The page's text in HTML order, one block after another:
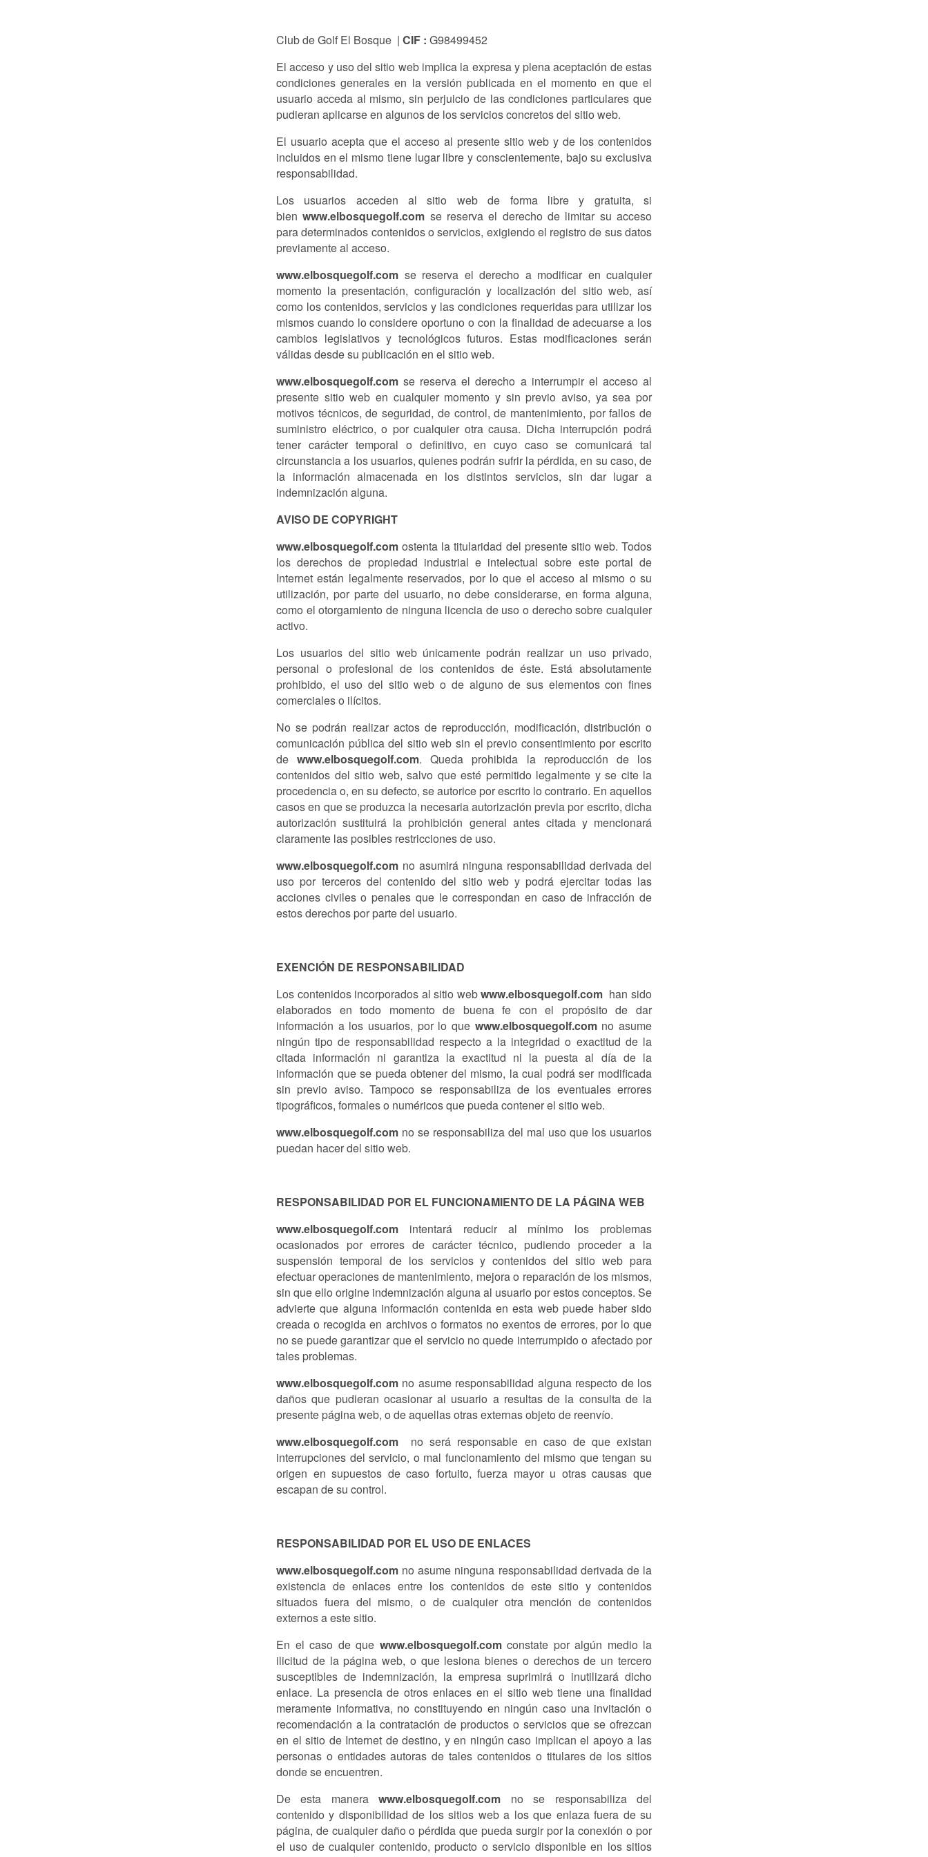
Club de Golf El Bosque | CIF : G98499452
El acceso y uso del sitio web implica la expresa y plena aceptación de estas
condiciones generales en la versión publicada en el momento en que el
usuario acceda al mismo, sin perjuicio de las condiciones particulares que
pudieran aplicarse en algunos de los servicios concretos del sitio web.
El usuario acepta que el acceso al presente sitio web y de los contenidos
incluidos en el mismo tiene lugar libre y conscientemente, bajo su exclusiva
responsabilidad.
Los usuarios acceden al sitio web de forma libre y gratuita, si
bien www.elbosquegolf.com se reserva el derecho de limitar su acceso
para determinados contenidos o servicios, exigiendo el registro de sus datos
previamente al acceso.
www.elbosquegolf.com se reserva el derecho a modificar en cualquier
momento la presentación, configuración y localización del sitio web, así
como los contenidos, servicios y las condiciones requeridas para utilizar los
mismos cuando lo considere oportuno o con la finalidad de adecuarse a los
cambios legislativos y tecnológicos futuros. Estas modificaciones serán
válidas desde su publicación en el sitio web.
www.elbosquegolf.comse reserva el derecho a interrumpir el acceso al
presente sitio web en cualquier momento y sin previo aviso, ya sea por
motivos técnicos, de seguridad, de control, de mantenimiento, por fallos de
suministro eléctrico, o por cualquier otra causa. Dicha interrupción podrá
tener carácter temporal o definitivo, en cuyo caso se comunicará tal
circunstancia a los usuarios, quienes podrán sufrir la pérdida, en su caso, de
la información almacenada en los distintos servicios, sin dar lugar a
indemnización alguna.
AVISO DE COPYRIGHT
www.elbosquegolf.comostenta la titularidad del presente sitio web. Todos
los derechos de propiedad industrial e intelectual sobre este portal de
Internet están legalmente reservados, por lo que el acceso al mismo o su
utilización, por parte del usuario, no debe considerarse, en forma alguna,
como el otorgamiento de ninguna licencia de uso o derecho sobre cualquier
activo.
Los usuarios del sitio web únicamente podrán realizar un uso privado,
personal o profesional de los contenidos de éste. Está absolutamente
prohibido, el uso del sitio web o de alguno de sus elementos con fines
comerciales o ilícitos.
No se podrán realizar actos de reproducción, modificación, distribución o
comunicación pública del sitio web sin el previo consentimiento por escrito
dewww.elbosquegolf.com. Queda prohibida la reproducción de los
contenidos del sitio web, salvo que esté permitido legalmente y se cite la
procedencia o, en su defecto, se autorice por escrito lo contrario. En aquellos
casos en que se produzca la necesaria autorización previa por escrito, dicha
autorización sustituirá la prohibición general antes citada y mencionará
claramente las posibles restricciones de uso.
www.elbosquegolf.com no asumirá ninguna responsabilidad derivada del
uso por terceros del contenido del sitio web y podrá ejercitar todas las
acciones civiles o penales que le correspondan en caso de infracción de
estos derechos por parte del usuario.
EXENCIÓN DE RESPONSABILIDAD
Los contenidos incorporados al sitio webwww.elbosquegolf.com han sido
elaborados en todo momento de buena fe con el propósito de dar
información a los usuarios, por lo que www.elbosquegolf.com no asume
ningún tipo de responsabilidad respecto a la integridad o exactitud de la
citada información ni garantiza la exactitud ni la puesta al día de la
información que se pueda obtener del mismo, la cual podrá ser modificada
sin previo aviso. Tampoco se responsabiliza de los eventuales errores
tipográficos, formales o numéricos que pueda contener el sitio web.
www.elbosquegolf.com no se responsabiliza del mal uso que los usuarios
puedan hacer del sitio web.
RESPONSABILIDAD POR EL FUNCIONAMIENTO DE LA PÁGINA WEB
www.elbosquegolf.com intentará reducir al mínimo los problemas
ocasionados por errores de carácter técnico, pudiendo proceder a la
suspensión temporal de los servicios y contenidos del sitio web para
efectuar operaciones de mantenimiento, mejora o reparación de los mismos,
sin que ello origine indemnización alguna al usuario por estos conceptos. Se
advierte que alguna información contenida en esta web puede haber sido
creada o recogida en archivos o formatos no exentos de errores, por lo que
no se puede garantizar que el servicio no quede interrumpido o afectado por
tales problemas.
www.elbosquegolf.com no asume responsabilidad alguna respecto de los
daños que pudieran ocasionar al usuario a resultas de la consulta de la
presente página web, o de aquellas otras externas objeto de reenvío.
www.elbosquegolf.com
no será responsable en caso de que existan
interrupciones del servicio, o mal funcionamiento del mismo que tengan su
origen en supuestos de caso fortuito, fuerza mayor u otras causas que
escapan de su control.
RESPONSABILIDAD POR EL USO DE ENLACES
www.elbosquegolf.com no asume ninguna responsabilidad derivada de la
existencia de enlaces entre los contenidos de este sitio y contenidos
situados fuera del mismo, o de cualquier otra mención de contenidos
externos a este sitio.
En el caso de que www.elbosquegolf.com constate por algún medio la
ilicitud de la página web, o que lesiona bienes o derechos de un tercero
susceptibles de indemnización, la empresa suprimirá o inutilizará dicho
enlace. La presencia de otros enlaces en el sitio web tiene una finalidad
meramente informativa, no constituyendo en ningún caso una invitación o
recomendación a la contratación de productos o servicios que se ofrezcan
en el sitio de Internet de destino, y en ningún caso implican el apoyo a las
personas o entidades autoras de tales contenidos o titulares de los sitios
donde se encuentren.
De esta manerawww.elbosquegolf.com no se responsabiliza del
contenido y disponibilidad de los sitios web a los que enlaza fuera de su
página, de cualquier daño o pérdida que pueda surgir por la conexión o por
el uso de cualquier contenido, producto o servicio disponible en los sitios